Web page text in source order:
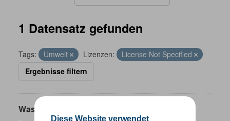
Diese Website verwendet
1 Datensatz gefunden
Tags: Umwelt Lizenzen:
License Not Specified
Ergebnisse filtern
Wasserschutzgebiete